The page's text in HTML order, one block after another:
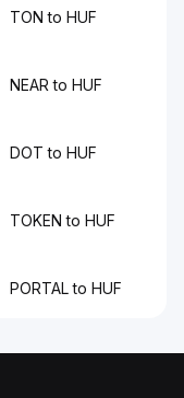
TON to HUF
NEAR to HUF
DOT to HUF
TOKEN to HUF
PORTAL to HUF